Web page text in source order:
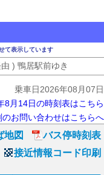
て表示しています
) 鴨居駅前ゆき
乗車日2026年08月07日
8月14日の時刻表はこちら
のお問い合わせはこちらへ
地図
バス停時刻表
接近情報コード印刷